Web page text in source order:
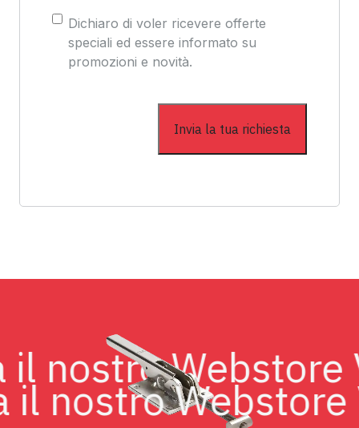
Consenso
Dichiaro di voler ricevere offerte
speciali ed essere informato su
promozioni e novità.
il nostro
Webstore